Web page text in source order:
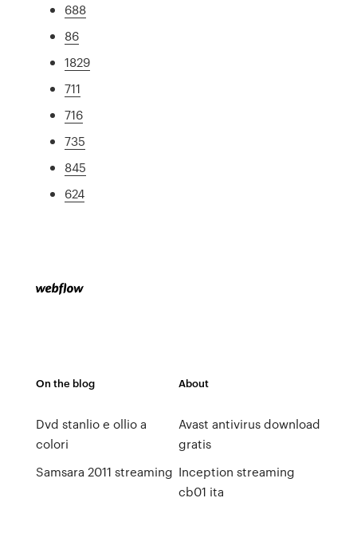
688
86
1829
711
716
735
845
624
On the blog
Dvd stanlio e ollio a
colori
Samsara 2011 streaming
About
Avast antivirus download
gratis
Inception streaming
cb01 ita